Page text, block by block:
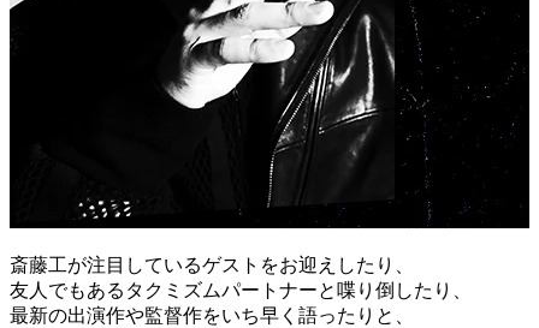
斎藤工が注目しているゲストをお迎えしたり、
友人でもあるタクミズムパートナーと喋り倒したり、
最新の出演作や監督作をいち早く語ったりと、